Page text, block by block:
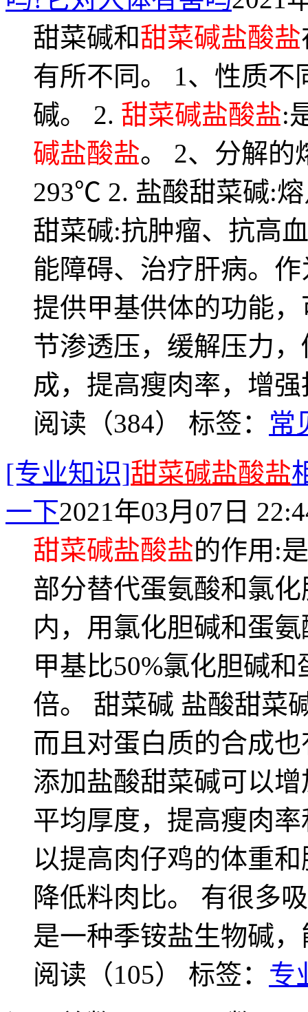
甜菜碱和甜菜碱盐酸盐
有所不同。 1、性质不
碱。 2. 甜菜碱盐酸盐:
碱盐酸盐。 2、分解的
293℃ 2. 盐酸甜菜碱:
甜菜碱:抗肿瘤、抗高
能障碍、治疗肝病。
提供甲基供体的功能
节渗透压，缓解压力
成，提高瘦肉率，增
阅读（384） 标签： 常
[专业知识]甜菜碱盐酸盐
一下2021年03月07日
甜菜碱盐酸盐的作用:
部分替代蛋氨酸和氯
内，用氯化胆碱和蛋
甲基比50%氯化胆碱
倍。 甜菜碱 盐酸甜菜
而且对蛋白质的合成
添加盐酸甜菜碱可以
平均厚度，提高瘦肉
以提高肉仔鸡的体重
降低料肉比。 有很多
是一种季铵盐生物碱，
阅读（105） 标签： 专